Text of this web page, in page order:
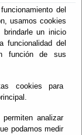
del
usamos cookies
un inicio
funcionalidad del
función de sus
cookies para
analizar
podamos medir